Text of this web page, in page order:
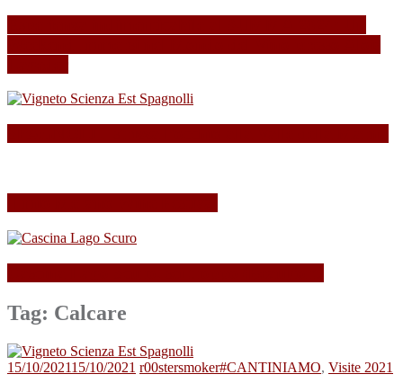
Tag: Calcare
15/10/202115/10/2021 r00stersmoker#CANTINIAMO, Visite 2021